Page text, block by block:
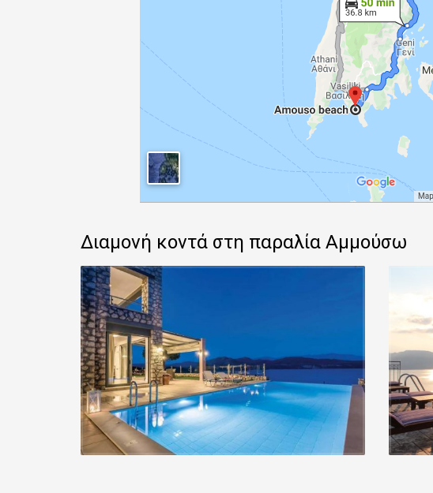
Διαμονή κοντά στη παραλία Αμμούσω